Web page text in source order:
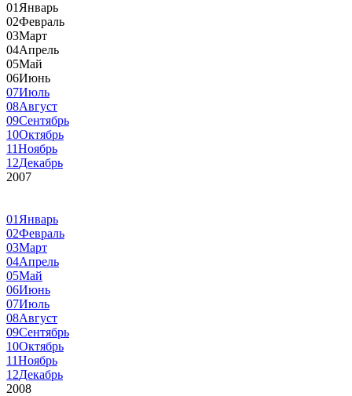
01 Январь
02Февраль
03Март
04Апрель
05Май
06Июнь
07Июль
08Август
09Сентябрь
10Октябрь
11Ноябрь
12Декабрь
2007
01 Январь
02Февраль
03Март
04Апрель
05Май
06Июнь
07Июль
08Август
09Сентябрь
10Октябрь
11Ноябрь
12Декабрь
2008